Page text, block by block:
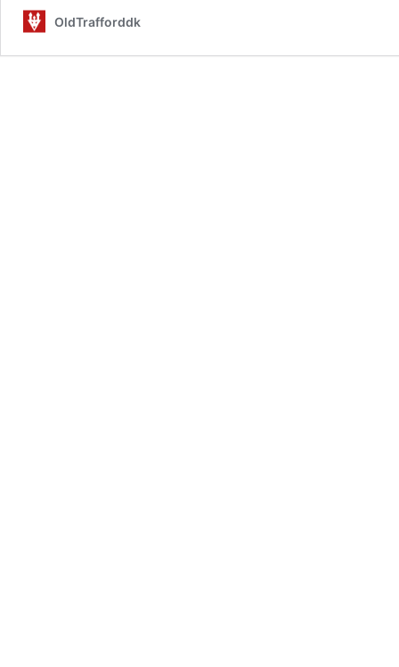
OldTrafforddk